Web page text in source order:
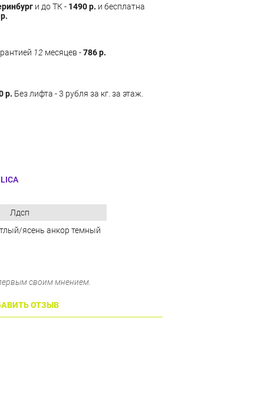
и до ТК - 1490 р. и бесплатна
12 месяцев -786 р.
р. Без лифта - 3 рубля за кг. за этаж.
Лдсп
ясень анкор темный
своим мнением.
ОТЗЫВ